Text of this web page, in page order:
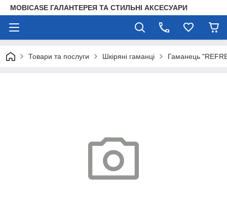
MOBICASE ГАЛАНТЕРЕЯ ТА СТИЛЬНІ АКСЕСУАРИ
Товари та послуги Шкіряні гаманці Гаманець